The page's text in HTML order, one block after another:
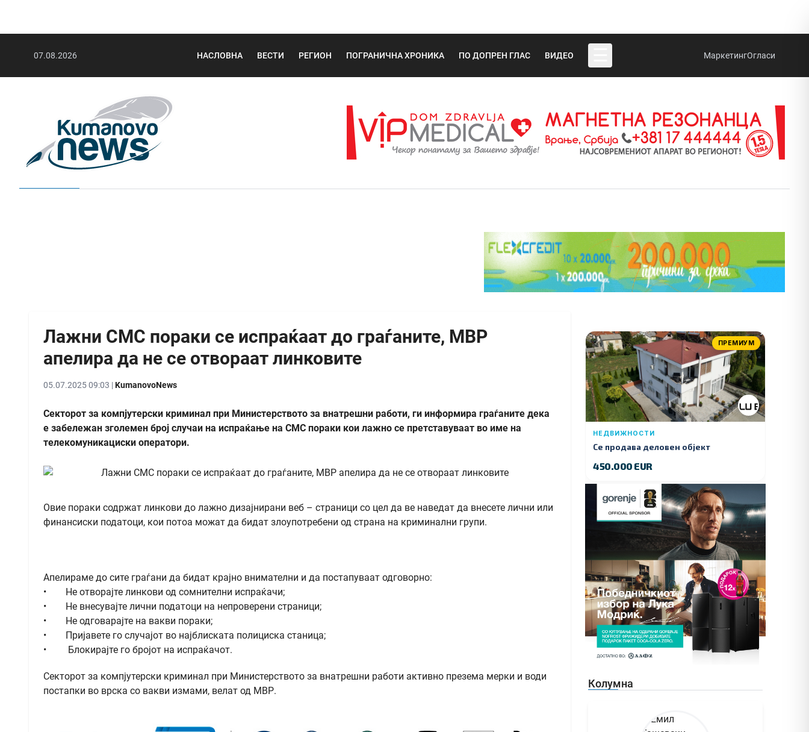
07.08.2026 НАСЛОВНА ВЕСТИ РЕГИОН ПОГРАНИЧНА ХРОНИКА ПО ДОПРЕН ГЛАС ВИДЕО МаркетингОгласи
Лажни СМС пораки се испраќаат до граѓаните, МВР
апелира да не се отвораат линковите
05.07.2025 09:03 |KumanovoNews
Секторот за компјутерски криминал при Министерството за внатрешни работи, ги информира граѓаните дека
е забележан зголемен број случаи на испраќање на СМС пораки кои лажно се претставуваат во име на
телекомуникациски оператори.
Овие пораки содржат линкови до лажно дизајнирани веб – страници со цел да ве наведат да внесете лични или
финансиски податоци, кои потоа можат да бидат злоупотребени од страна на криминални групи.
Апелираме до сите граѓани да бидат крајно внимателни и да постапуваат одговорно:
• Не отворајте линкови од сомнителни испраќачи;
• Не внесувајте лични податоци на непроверени страници;
• Не одговарајте на вакви пораки;
• Пријавете го случајот во најблиската полициска станица;
• Блокирајте го бројот на испраќачот.
Секторот за компјутерски криминал при Министерството за внатрешни работи активно презема мерки и води
постапки во врска со вакви измами, велат од МВР.
ПРЕМИУМ
НЕДВИЖНОСТИ
Се продава деловен објект
450.000 EUR
Колумна